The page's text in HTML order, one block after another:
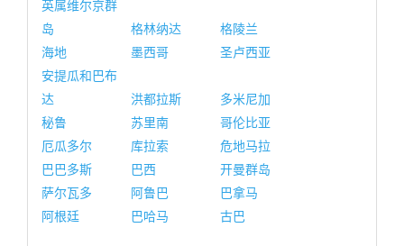
英属维尔京群
岛
格林纳达
格陵兰
海地
墨西哥
圣卢西亚
安提瓜和巴布
达
洪都拉斯
多米尼加
秘鲁
苏里南
哥伦比亚
厄瓜多尔
库拉索
危地马拉
巴巴多斯
巴西
开曼群岛
萨尔瓦多
阿鲁巴
巴拿马
阿根廷
巴哈马 古巴